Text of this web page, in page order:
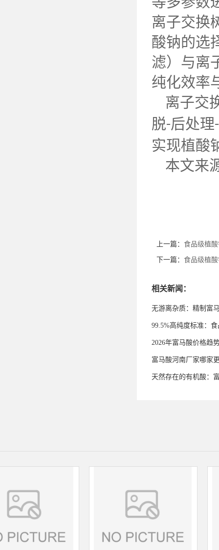
离子交换
酸钠的选
滤）与离
纯化效率
离子交
脱-后处理-
实现植酸
本文来
上一篇： 食品级植
下一篇： 食品级植
相关新闻：
无游离杂质：精制富
99.5%高纯度标准：
2026年富马酸价格趋
富马酸河南厂家哪家
天然存在的有机酸：